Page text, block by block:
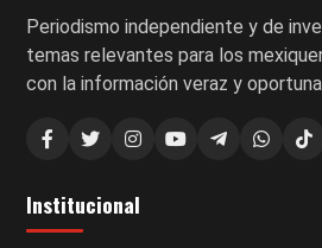
Periodismo independiente y de
temas relevantes para los
con la información veraz y
Institucional